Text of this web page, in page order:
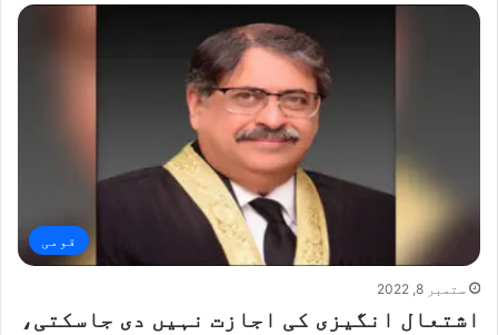
قومی
ستمبر 8, 2022
اشتعال انگیزی کی اجازت نہیں دی جاسکتی،